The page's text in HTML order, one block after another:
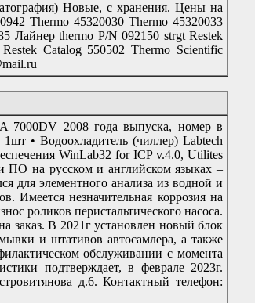
Новые, с хранения. Цены на
Thermo 45320030 Thermo 45320033
Лайнер thermo P/N 092150 strgt Restek
Catalog 550502 Thermo Scientific
7000DV 2008 года выпуска, номер в
• Водоохладитель (чиллер) Labtech
WinLab32 for ICP v.4.0, Utilites
ПО на русском и английском языках –
для элементного анализа из водной и
Имеется незначительная коррозия на
роликов перистальтического насоса.
заказ. В 2021г установлен новый блок
и штативов автосамлера, а также
обслуживании с момента
подтверждает, в феврале 2023г.
д.6. Контактный телефон: